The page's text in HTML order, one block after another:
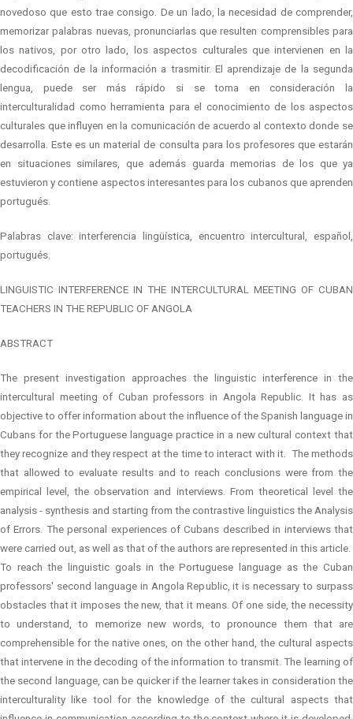
novedoso que esto trae consigo. De un lado, la necesidad de comprender,
memorizar palabras nuevas, pronunciarlas que resulten comprensibles para
los nativos, por otro lado, los aspectos culturales que intervienen en la
decodificación de la información a trasmitir. El aprendizaje de la segunda
lengua, puede ser más rápido si se toma en consideración la
interculturalidad como herramienta para el conocimiento de los aspectos
culturales que influyen en la comunicación de acuerdo al contexto donde se
desarrolla. Este es un material de consulta para los profesores que estarán
en situaciones similares, que además guarda memorias de los que ya
estuvieron y contiene aspectos interesantes para los cubanos que aprenden
portugués.
Palabras clave: interferencia lingüística, encuentro intercultural, español,
portugués.
LINGUISTIC INTERFERENCE IN THE INTERCULTURAL MEETING OF CUBAN
TEACHERS IN THE REPUBLIC OF ANGOLA
ABSTRACT
The present investigation approaches the linguistic interference in the
intercultural meeting of Cuban professors in Angola Republic. It has as
objective to offer information about the influence of the Spanish language in
Cubans for the Portuguese language practice in a new cultural context that
they recognize and they respect at the time to interact with it. The methods
that allowed to evaluate results and to reach conclusions were from the
empirical level, the observation and interviews. From theoretical level the
analysis - synthesis and starting from the contrastive linguistics the Analysis
of Errors. The personal experiences of Cubans described in interviews that
were carried out, as well as that of the authors are represented in this article.
To reach the linguistic goals in the Portuguese language as the Cuban
professors' second language in Angola Republic, it is necessary to surpass
obstacles that it imposes the new, that it means. Of one side, the necessity
to understand, to memorize new words, to pronounce them that are
comprehensible for the native ones, on the other hand, the cultural aspects
that intervene in the decoding of the information to transmit. The learning of
the second language, can be quicker if the learner takes in consideration the
interculturality like tool for the knowledge of the cultural aspects that